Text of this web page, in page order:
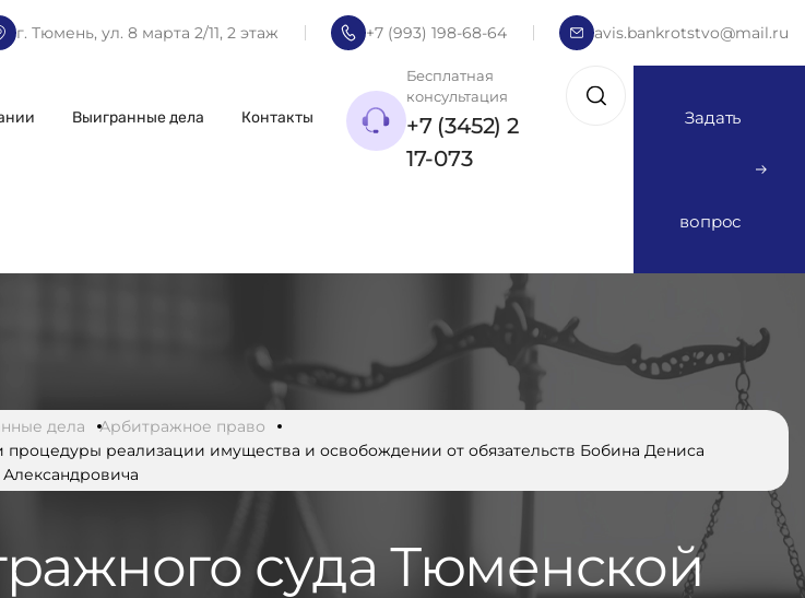
г. Тюмень, ул. 8 марта 2/11, 2 этаж +7 (993) 198-68-64 avis.bankrotstvo@mail.ru
Выигранные дела Контакты
Бесплатная
консультация
+7 (3452) 2
17-073
Задать
вопрос
дела
Арбитражное право
реализации имущества и освобождении от обязательств Бобина Дениса
Александровича
суда Тюменской